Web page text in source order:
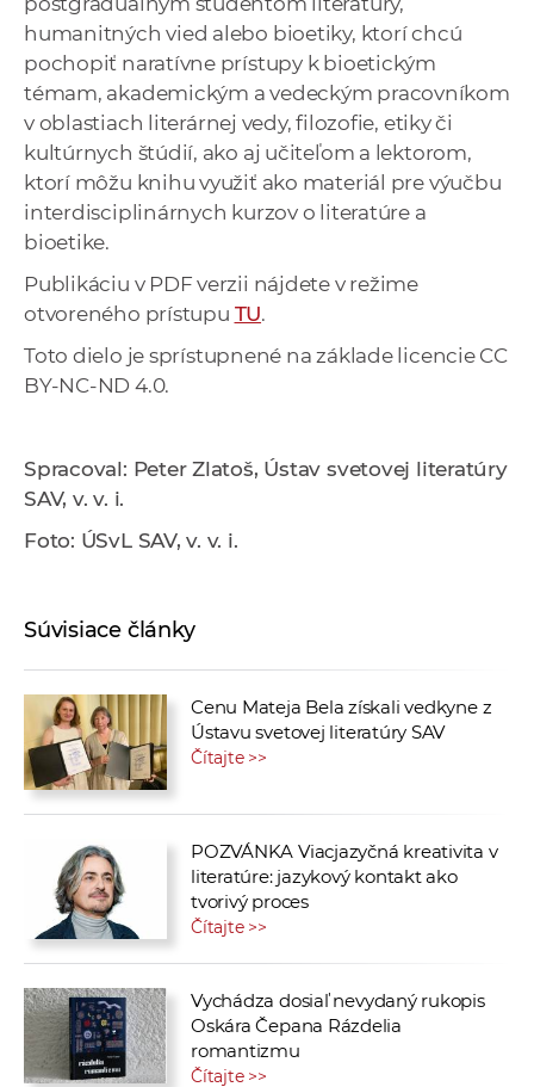
humanitných vied alebo bioetiky, ktorí chcú
pochopiť naratívne prístupy k bioetickým
témam, akademickým a vedeckým pracovníkom
v oblastiach literárnej vedy, filozofie, etiky či
kultúrnych štúdií, ako aj učiteľom a lektorom,
ktorí môžu knihu využiť ako materiál pre výučbu
interdisciplinárnych kurzov o literatúre a
bioetike.
Publikáciu v PDF verzii nájdete v režime
otvoreného prístupu TU.
Toto dielo je sprístupnené na základe licencie CC
BY-NC-ND 4.0.
Spracoval: Peter Zlatoš, Ústav svetovej literatúry
SAV, v. v. i.
Foto: ÚSvL SAV, v. v. i.
Súvisiace články
Cenu Mateja Bela získali vedkyne z
Ústavu svetovej literatúry SAV
Čítajte >>
POZVÁNKA Viacjazyčná kreativita v
literatúre: jazykový kontakt ako
tvorivý proces
Čítajte >>
Vychádza dosiaľ nevydaný rukopis
Oskára Čepana Rázdelia
romantizmu
Čítajte >>